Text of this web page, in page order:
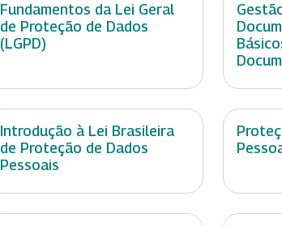
Fundamentos da Lei Geral
de Proteção de Dados
(LGPD)
Introdução à Lei Brasileira
de Proteção de Dados
Pessoais